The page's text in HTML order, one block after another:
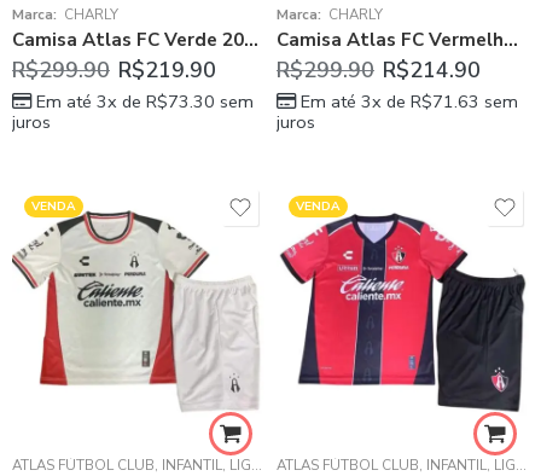
Marca: CHARLY
Camisa Atlas FC Verde 2026/27 Aquecimento Masculino
R$299.90 R$219.90
Em até 3x de R$73.30 sem
juros
Marca: CHARLY
Camisa Atlas FC Vermelho 2025/26 Third III Masculina
R$299.90 R$214.90
Em até 3x de R$71.63 sem
juros
VENDA
ATLAS FÚTBOL CLUB, INFANTIL, LIGA MX - MÉXICO
VENDA
ATLAS FÚTBOL CLUB, INFANTIL, LIGA MX - MÉXICO